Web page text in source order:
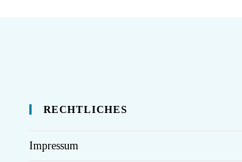
RECHTLICHES
Impressum